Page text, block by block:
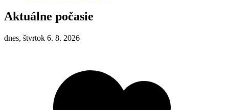
Aktuálne počasie
dnes, štvrtok 6. 8. 2026